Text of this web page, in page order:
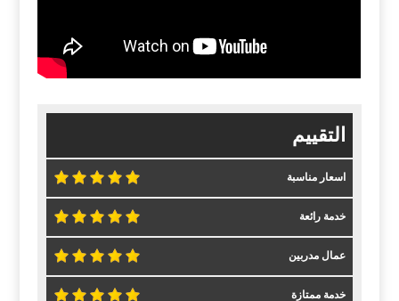
التقييم
اسعار مناسبة
خدمة رائعة
عمال مدربين
خدمة ممتازة